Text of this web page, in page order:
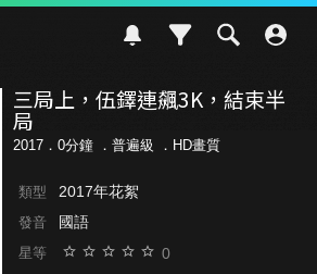
三局上，伍鐸連飆3K，結束半
局
2017．0分鐘 ． 普遍級 ．HD畫質
類型 2017年花絮
發音 國語
星等 0